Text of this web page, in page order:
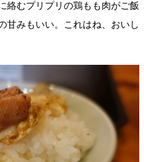
絡むプリプリの鶏もも肉がご飯
甘みもいい。これはね、おいし